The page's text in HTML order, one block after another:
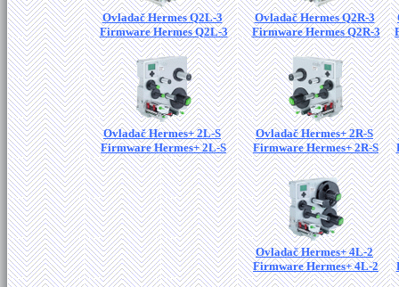
Ovladač Hermes Q2L-3
Firmware Hermes Q2L-3
Ovladač Hermes Q2R-3
Firmware Hermes Q2R-3
Ovladač Hermes+ 2L-S
Firmware Hermes+ 2L-S
Ovladač Hermes+ 2R-S
Firmware Hermes+ 2R-S
Ovladač Hermes+ 4L-2
Firmware Hermes+ 4L-2